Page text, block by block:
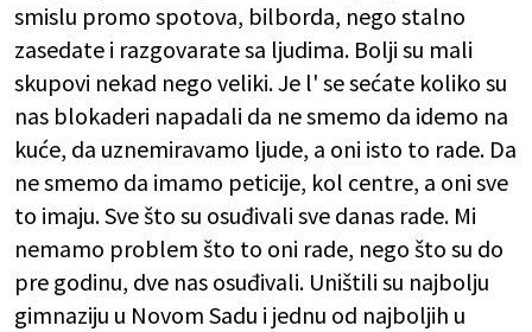
smislu promo spotova, bilborda, nego stalno
zasedate i razgovarate sa ljudima. Bolji su mali
skupovi nekad nego veliki. Je l' se sećate koliko su
nas blokaderi napadali da ne smemo da idemo na
kuće, da uznemiravamo ljude, a oni isto to rade. Da
ne smemo da imamo peticije, kol centre, a oni sve
to imaju. Sve što su osuđivali sve danas rade. Mi
nemamo problem što to oni rade, nego što su do
pre godinu, dve nas osuđivali. Uništili su najbolju
gimnaziju u Novom Sadu i jednu od najboljih u